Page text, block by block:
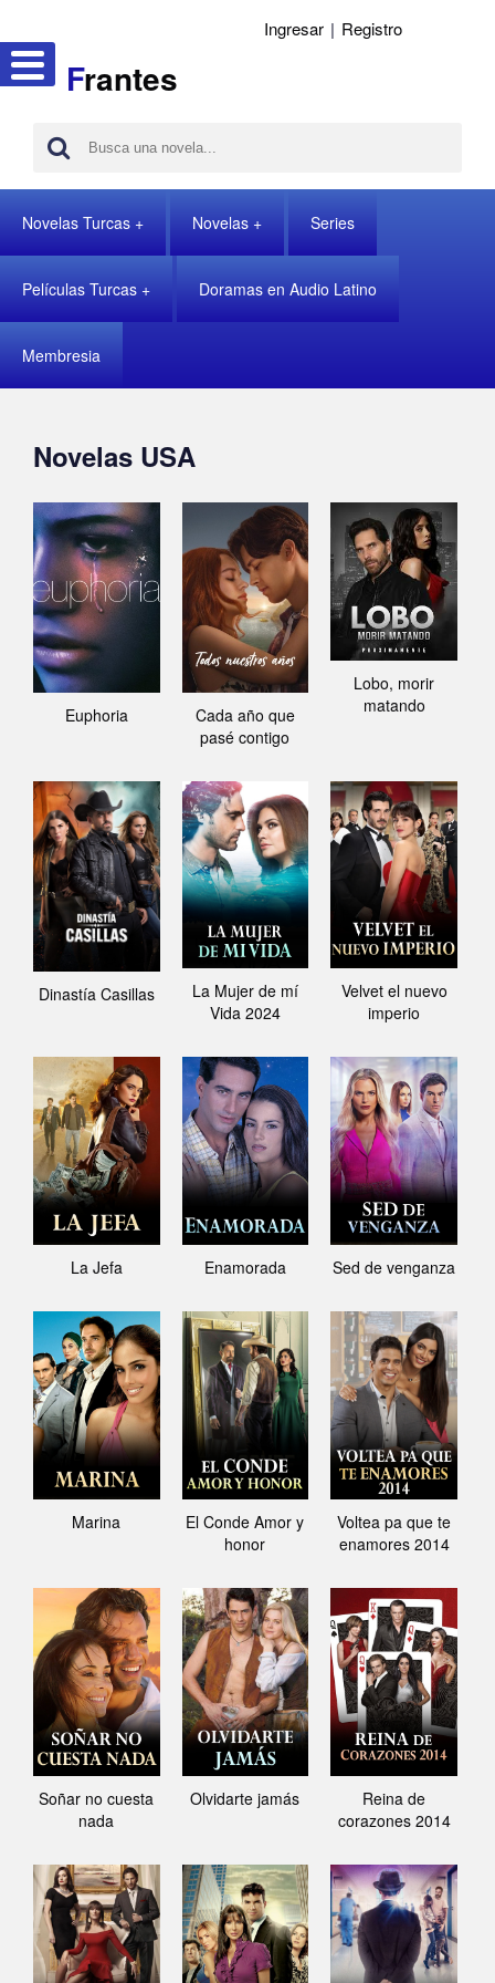
Frantes
Ingresar | Registro
Novelas Turcas Novelas Series
Películas Turcas Doramas en Audio Latino
Membresia
Novelas USA
Euphoria
Cada año que
pasé contigo
Lobo, morir
matando
Dinastía Casillas
La Mujer de mí
Vida 2024
Velvet el nuevo
imperio
La Jefa Enamorada Sed de venganza
Marina
El Conde Amor y
honor
Voltea pa que te
enamores 2014
Soñar no cuesta
nada
Olvidarte jamás
Reina de
corazones 2014